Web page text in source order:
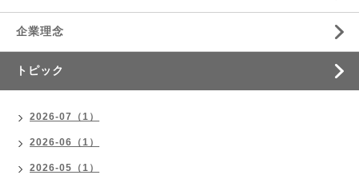
企業理念
トピック
2026-07（1）
2026-06（1）
2026-05（1）